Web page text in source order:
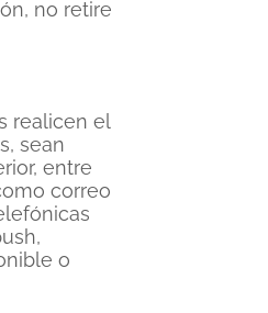
no retire
realicen el
sean
entre
correo
o